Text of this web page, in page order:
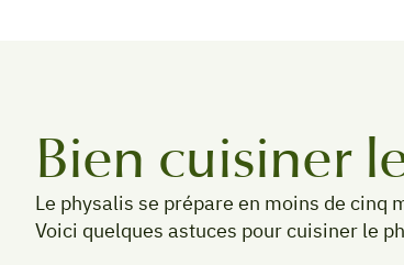
Bien cuisiner
Le physalis se prépare en moins de cinq
Voici quelques astuces pour cuisiner le